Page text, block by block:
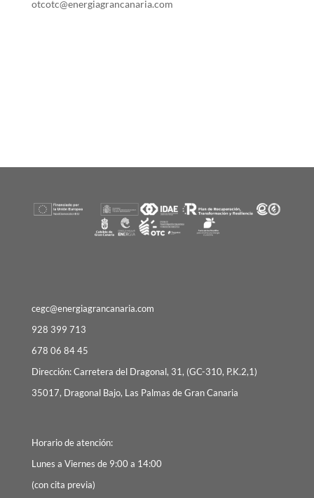
otcotc@energiagrancanaria.com
cegc@energiagrancanaria.com
928 399 713
678 06 84 45
Dirección: Carretera del Dragonal, 31, (GC-310, P.K.2,1)
35017, Dragonal Bajo, Las Palmas de Gran Canaria
Horario de atención:
Lunes a Viernes de 9:00 a 14:00
(con cita previa)